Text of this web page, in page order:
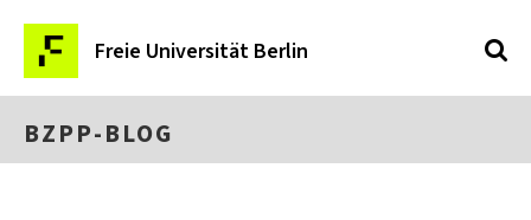
Freie Universität Berlin
BZPP-BLOG